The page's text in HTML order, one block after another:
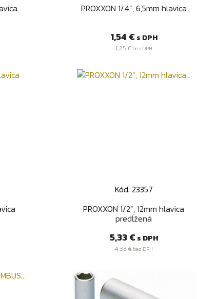
PROXXON 1/4”, 6,5mm hlavica
Cena
1,54 € s DPH
1,25 €bez DPH
 Rýchly náhľad
Kód: 23357
PROXXON 1/2”, 12mm hlavica
predĺžená
Cena
5,33 € s DPH
4,33 € bez DPH
 Rýchly náhľad